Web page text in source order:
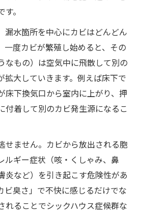
。
漏水箇所を中心にカビはどんどん
一度カビが繁殖し始めると、その
なもの）は空気中に飛散して別の
拡大していきます。例えば床下で
床下換気口から室内に上がり、押
付着して別のカビ発生源になるこ
せません。カビから放出される胞
ルギー症状（咳・くしゃみ、鼻
炎など）を引き起こす危険性があ
ビ臭さ」で不快に感じるだけでな
れることでシックハウス症候群な